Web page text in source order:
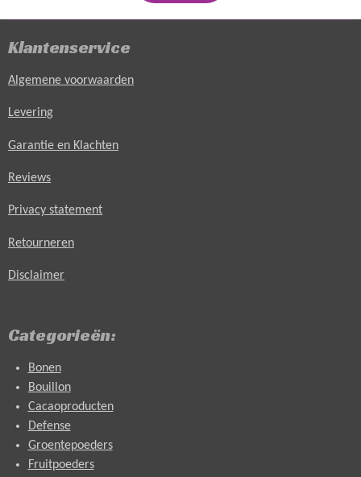
Klantenservice
Algemene voorwaarden
Levering
Garantie en Klachten
Reviews
Privacy statement
Retourneren
Disclaimer
Categorieën:
Bonen
Bouillon
Cacaoproducten
Defense
Groentepoeders
Fruitpoeders